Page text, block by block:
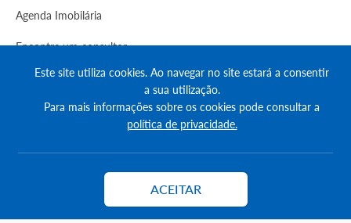
Agenda Imobilária
Encontre um consultor
Simulador de Crédito
Pesquisa Certificados SCE
Este site utiliza cookies. Ao navegar no site estará a consentir
a sua utilização.
Para mais informações sobre os cookies pode consultar a
política de privacidade.
ACEITAR